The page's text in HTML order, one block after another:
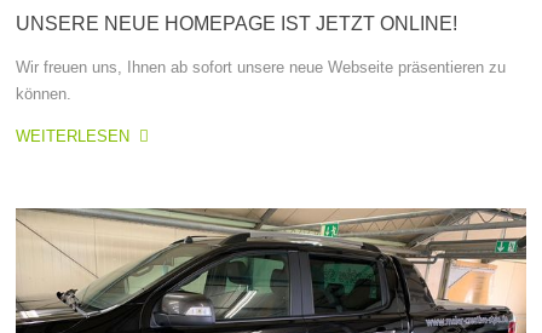
UNSERE NEUE HOMEPAGE IST JETZT ONLINE!
Wir freuen uns, Ihnen ab sofort unsere neue Webseite präsentieren zu
können.
WEITERLESEN